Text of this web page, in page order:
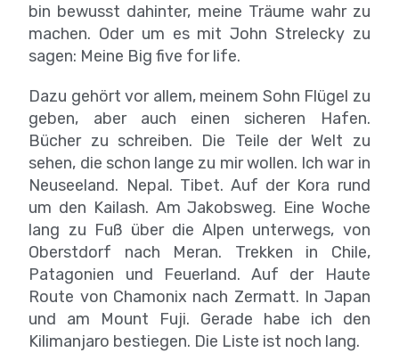
bin bewusst dahinter, meine Träume wahr zu
machen. Oder um es mit John Strelecky zu
sagen: Meine Big five for life.
Dazu gehört vor allem, meinem Sohn Flügel zu
geben, aber auch einen sicheren Hafen.
Bücher zu schreiben. Die Teile der Welt zu
sehen, die schon lange zu mir wollen. Ich war in
Neuseeland. Nepal. Tibet. Auf der Kora rund
um den Kailash. Am Jakobsweg. Eine Woche
lang zu Fuß über die Alpen unterwegs, von
Oberstdorf nach Meran. Trekken in Chile,
Patagonien und Feuerland. Auf der Haute
Route von Chamonix nach Zermatt. In Japan
und am Mount Fuji. Gerade habe ich den
Kilimanjaro bestiegen. Die Liste ist noch lang.